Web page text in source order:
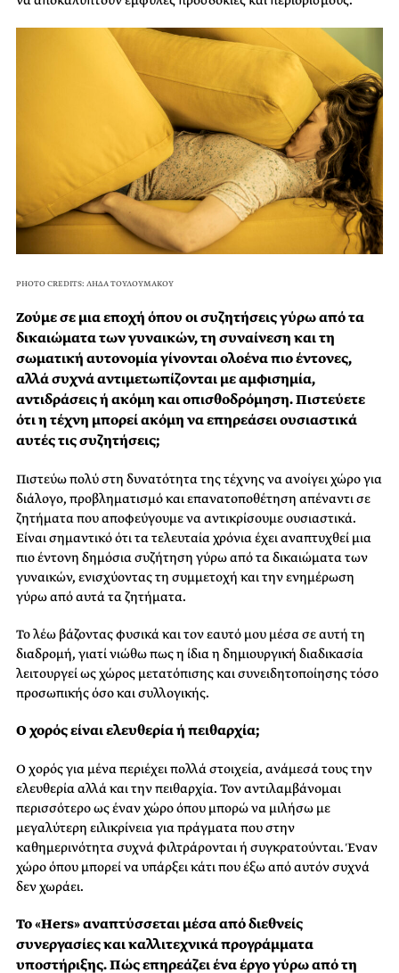
PHOTO CREDITS: ΛΗΔΑ ΤΟΥΛΟΥΜΑΚΟΥ
Ζούμε σε μια εποχή όπου οι συζητήσεις γύρω από τα
δικαιώματα των γυναικών, τη συναίνεση και τη
σωματική αυτονομία γίνονται ολοένα πιο έντονες,
αλλά συχνά αντιμετωπίζονται με αμφισημία,
αντιδράσεις ή ακόμη και οπισθοδρόμηση. Πιστεύετε
ότι η τέχνη μπορεί ακόμη να επηρεάσει ουσιαστικά
αυτές τις συζητήσεις;
Πιστεύω πολύ στη δυνατότητα της τέχνης να ανοίγει χώρο για
διάλογο, προβληματισμό και επανατοποθέτηση απέναντι σε
ζητήματα που αποφεύγουμε να αντικρίσουμε ουσιαστικά.
Είναι σημαντικό ότι τα τελευταία χρόνια έχει αναπτυχθεί μια
πιο έντονη δημόσια συζήτηση γύρω από τα δικαιώματα των
γυναικών, ενισχύοντας τη συμμετοχή και την ενημέρωση
γύρω από αυτά τα ζητήματα.
Το λέω βάζοντας φυσικά και τον εαυτό μου μέσα σε αυτή τη
διαδρομή, γιατί νιώθω πως η ίδια η δημιουργική διαδικασία
λειτουργεί ως χώρος μετατόπισης και συνειδητοποίησης τόσο
προσωπικής όσο και συλλογικής.
Ο χορός είναι ελευθερία ή πειθαρχία;
Ο χορός για μένα περιέχει πολλά στοιχεία, ανάμεσά τους την
ελευθερία αλλά και την πειθαρχία. Τον αντιλαμβάνομαι
περισσότερο ως έναν χώρο όπου μπορώ να μιλήσω με
μεγαλύτερη ειλικρίνεια για πράγματα που στην
καθημερινότητα συχνά φιλτράρονται ή συγκρατούνται. Έναν
χώρο όπου μπορεί να υπάρξει κάτι που έξω από αυτόν συχνά
δεν χωράει.
Το «Hers» αναπτύσσεται μέσα από διεθνείς
συνεργασίες και καλλιτεχνικά προγράμματα
υποστήριξης. Πώς επηρεάζει ένα έργο γύρω από τη